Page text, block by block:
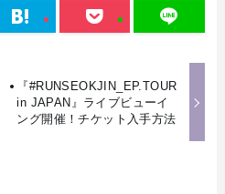
『#RUNSEOKJIN_EP.TOUR
in JAPAN』ライブビューイ
ング開催！チケット入手方法